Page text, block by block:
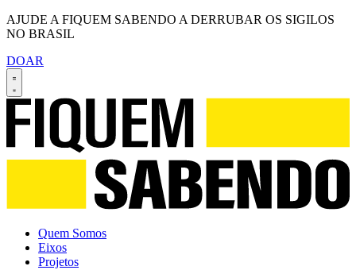
AJUDE A FIQUEM SABENDO A DERRUBAR OS SIGILOS
NO BRASIL
DOAR
Quem Somos
Eixos
Projetos